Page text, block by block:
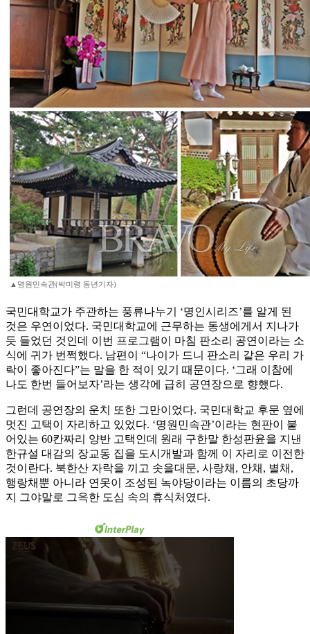
▲명원민속관(박미령 동년기자)
국민대학교가 주관하는 풍류나누기 ‘명인시리즈’를 알게 된
것은 우연이었다. 국민대학교에 근무하는 동생에게서 지나가
듯 들었던 것인데 이번 프로그램이 마침 판소리 공연이라는 소
식에 귀가 번쩍했다. 남편이 “나이가 드니 판소리 같은 우리 가
락이 좋아진다”는 말을 한 적이 있기 때문이다. ‘그래 이참에
나도 한번 들어보자’라는 생각에 급히 공연장으로 향했다.
그런데 공연장의 운치 또한 그만이었다. 국민대학교 후문 옆에
멋진 고택이 자리하고 있었다. ‘명원민속관’이라는 현판이 붙
어있는 60칸짜리 양반 고택인데 원래 구한말 한성판윤을 지낸
한규설 대감의 장교동 집을 도시개발과 함께 이 자리로 이전한
것이란다. 북한산 자락을 끼고 솟을대문, 사랑채, 안채, 별채,
행랑채뿐 아니라 연못이 조성된 녹야당이라는 이름의 초당까
지 그야말로 그윽한 도심 속의 휴식처였다.